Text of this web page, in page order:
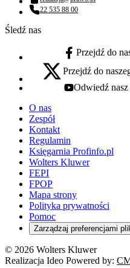
Adres email:
Numer telefonu:
22 535 88 00
Śledź nas
facebook - otwiera się
Przejdź do
x - otwiera się w nowej karcie
Przejdź do
youtube - otwiera się
Odwiedź nasz
O nas
Zespół
Kontakt
Regulamin
Księgarnia Profinfo.pl
Wolters Kluwer
FEPI
FPOP
Mapa strony
Polityka prywatności
Pomoc
Zarządzaj preferencjami
© 2026 Wolters Kluwer
Realizacja Ideo Powered by: